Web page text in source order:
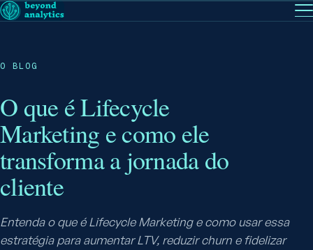
EN— English
PT— Português (BR)
Siga
O BLOG
O que é Lifecycle
Marketing e como ele
transforma a jornada do
cliente
Entenda o que é Lifecycle Marketing e como usar essa
estratégia para aumentar LTV, reduzir churn e fidelizar